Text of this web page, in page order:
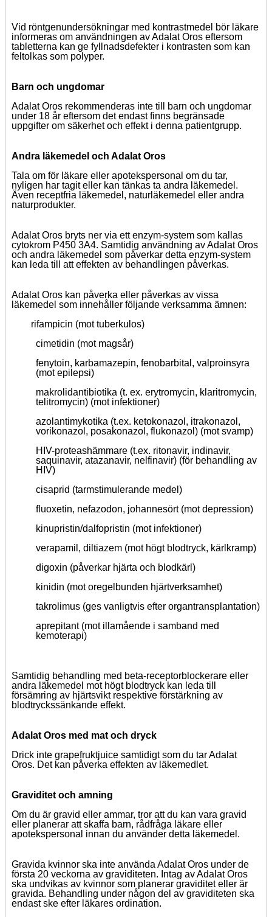
Vid röntgenundersökningar med kontrastmedel bör läkare
informeras om användningen av Adalat Oros eftersom
tabletterna kan ge fyllnadsdefekter i kontrasten som kan
feltolkas som polyper.
Barn och ungdomar
Adalat Oros rekommenderas inte till barn och ungdomar
under 18 år eftersom det endast finns begränsade
uppgifter om säkerhet och effekt i denna patientgrupp.
Andra läkemedel och Adalat Oros
Tala om för läkare eller apotekspersonal om du tar,
nyligen har tagit eller kan tänkas ta andra läkemedel.
Även receptfria läkemedel, naturläkemedel eller andra
naturprodukter.
Adalat Oros bryts ner via ett enzym-system som kallas
cytokrom P450 3A4. Samtidig användning av Adalat Oros
och andra läkemedel som påverkar detta enzym-system
kan leda till att effekten av behandlingen påverkas.
Adalat Oros kan påverka eller påverkas av vissa
läkemedel som innehåller följande verksamma ämnen:
rifampicin (mot tuberkulos)
cimetidin (mot magsår)
fenytoin, karbamazepin, fenobarbital, valproinsyra
(mot epilepsi)
makrolidantibiotika (t. ex. erytromycin, klaritromycin,
telitromycin) (mot infektioner)
azolantimykotika (t.ex. ketokonazol, itrakonazol,
vorikonazol, posakonazol, flukonazol) (mot svamp)
HIV-proteashämmare (t.ex. ritonavir, indinavir,
saquinavir, atazanavir, nelfinavir) (för behandling av
HIV)
cisaprid (tarmstimulerande medel)
fluoxetin, nefazodon, johannesört (mot depression)
kinupristin/dalfopristin (mot infektioner)
verapamil, diltiazem (mot högt blodtryck, kärlkramp)
digoxin (påverkar hjärta och blodkärl)
kinidin (mot oregelbunden hjärtverksamhet)
takrolimus (ges vanligtvis efter organtransplantation)
aprepitant (mot illamående i samband med
kemoterapi)
Samtidig behandling med beta-receptorblockerare eller
andra läkemedel mot högt blodtryck kan leda till
försämring av hjärtsvikt respektive förstärkning av
blodtryckssänkande effekt.
Adalat Oros med mat och dryck
Drick inte grapefruktjuice samtidigt som du tar Adalat
Oros. Det kan påverka effekten av läkemedlet.
Graviditet och amning
Om du är gravid eller ammar, tror att du kan vara gravid
eller planerar att skaffa barn, rådfråga läkare eller
apotekspersonal innan du använder detta läkemedel.
Gravida kvinnor ska inte använda Adalat Oros under de
första 20 veckorna av graviditeten. Intag av Adalat Oros
ska undvikas av kvinnor som planerar graviditet eller är
gravida. Behandling under någon del av graviditeten ska
endast ske efter läkares ordination.